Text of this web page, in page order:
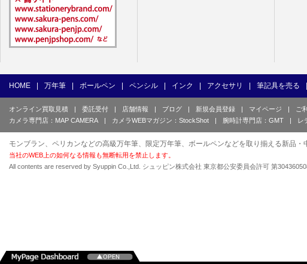
HOME 万年筆 ボールペン ペンシル インク アクセサリ 筆記具を売る
オンライン買取見積 | 委託受付 | 店舗情報 | ブログ | 新規会員登録 | マイページ | ご
カメラ専門店：MAP CAMERA
| カメラWEBマガジン：StockShot | 腕時計専門店：GMT | レ
モンブラン、ペリカンなどの高級万年筆、限定万年筆、ボールペンなどを取り揃える新品・
当社のWEB上の如何なる情報も無断転用を禁止します。
All contents are reserved by Syuppin Co.,Ltd. シュッピン株式会社 東京都公安委員会許可 第